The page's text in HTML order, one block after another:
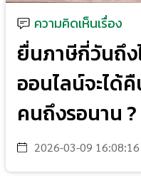
ความคิดเห็นเรื่อง
ยื่นภาษีกี่วันถึ
ออนไลน์จะได้
คนถึงรอนาน ?
2026-03-09 16:08:16